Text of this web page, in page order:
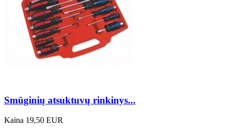
Smūginių atsuktuvų rinkinys...
Kaina 19,50 EUR